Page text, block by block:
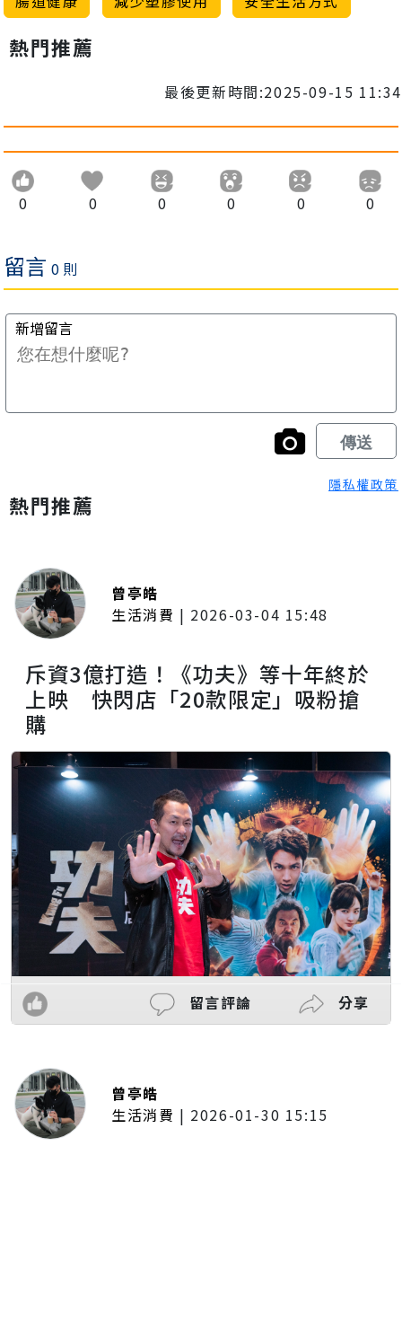
熱門推薦
最後更新時間:2025-09-15 11:34
0 0 0 0 0 0
隱私權政策
熱門推薦
曾亭皓
生活消費 | 2026-03-04 15:48
斥資3億打造！《功夫》等十年終於
上映 快閃店「20款限定」吸粉搶
購
留言評論 分享
曾亭皓
生活消費 | 2026-01-30 15:15